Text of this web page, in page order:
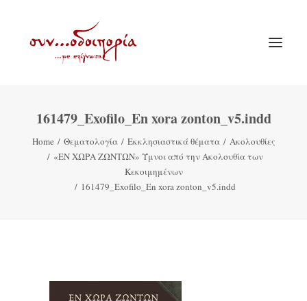
ΑΡΧΙΚΗ
ΘΕΜΑΤΟΛΟΓΙΑ
ΕΠΙΚΟΙΝΩΝΙΑ
161479_Exofilo_En xora zonton_v5.indd
Home Θεματολογία Εκκλησιαστικά θέματα
Ακολουθίες
«ΕΝ ΧΩΡΑ ΖΩΝΤΩΝ» Ύμνοι από την Ακολουθία των
Κεκοιμημένων
161479_Exofilo_En xora zonton_v5.indd